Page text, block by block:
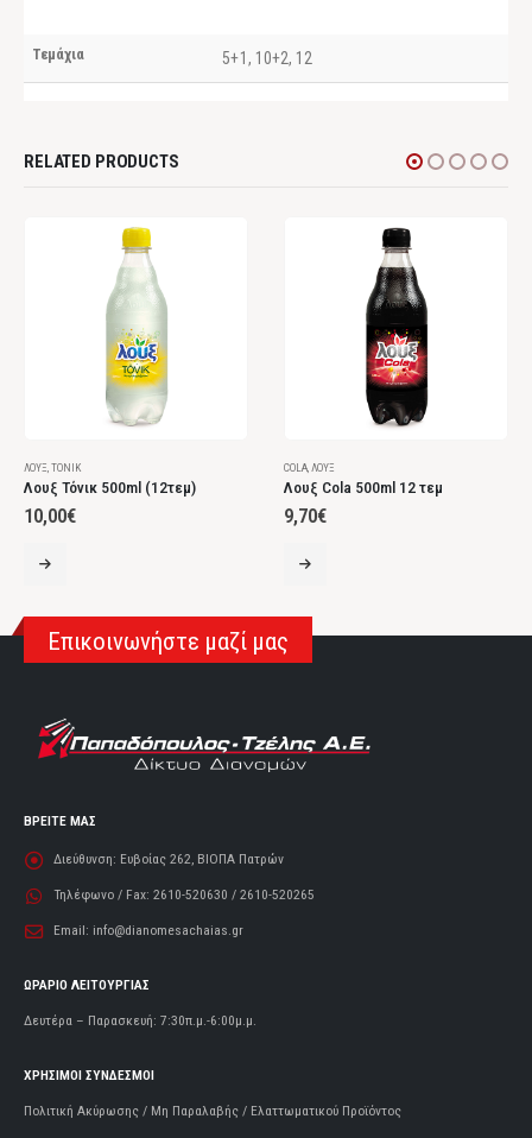
Τεμάχια 5+1, 10+2, 12
RELATED PRODUCTS
ΛΟΎΞ ΤΌΝΙΚ
Λουξ Τόνικ 500ml (12τεμ)
10,00€
COLA ΛΟΎΞ
Λουξ Cola 500ml 12 τεμ
9,70€
Επικοινωνήστε μαζί μας
ΒΡΕΙΤΕ ΜΑΣ
Διεύθυνση: Ευβοίας 262, ΒΙΟΠΑ Πατρών
Τηλέφωνο / Fax: 2610-520630 / 2610-520265
Email: info@dianomesachaias.gr
ΩΡΑΡΙΟ ΛΕΙΤΟΥΡΓΙΑΣ
Δευτέρα – Παρασκευή: 7:30π.μ.-6:00μ.μ.
ΧΡΗΣΙΜΟΙ ΣΥΝΔΕΣΜΟΙ
Πολιτική Ακύρωσης / Μη Παραλαβής / Ελαττωματικού Προϊόντος